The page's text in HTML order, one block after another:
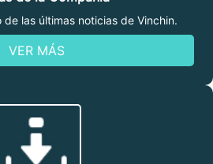
las últimas noticias de Vinchin.
VER MÁS